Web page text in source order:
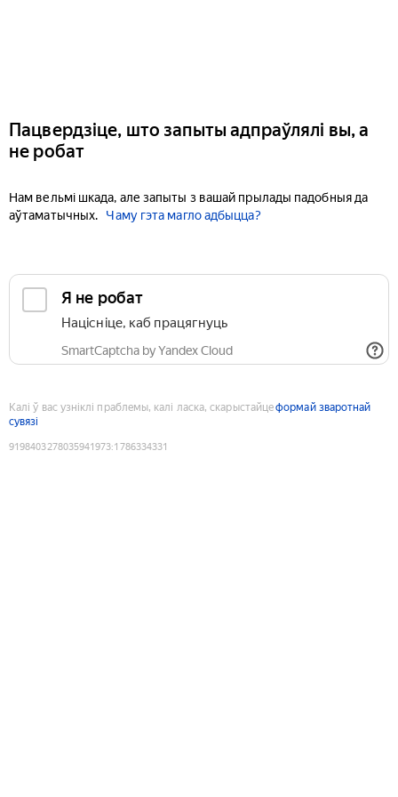
Пацвердзіце, што запыты адпраўлялі вы, а
не робат
Нам вельмі шкада, але запыты з вашай прылады падобныя да
аўтаматычных.
Чаму гэта магло адбыцца?
Я не робат
Націсніце, каб працягнуць
SmartCaptcha by Yandex Cloud
Калі ў вас узніклі праблемы, калі ласка, скарыстайцеформай зваротнай
сувязі
9198403278035941973:1786334331